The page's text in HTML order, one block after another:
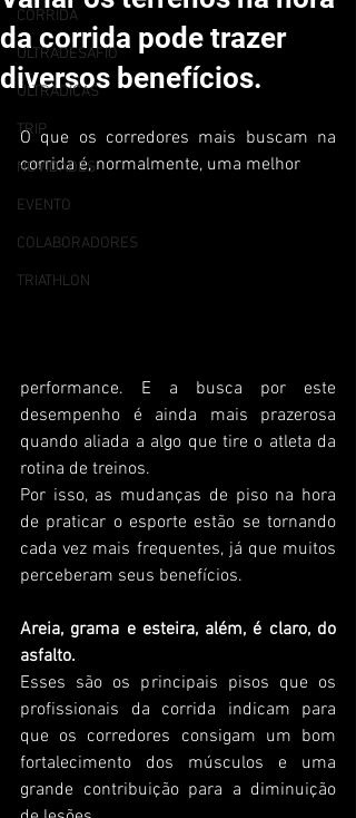
CORRIDA
ULTRADESAFIO
ULTRADICAS
TRIP
NOVIDADES
EVENTO
COLABORADORES
TRIATHLON
da corrida pode trazer
diversos benefícios.
O que os corredores mais buscam na
corrida é, normalmente, uma melhor
performance. E a busca por este
desempenho é ainda mais prazerosa
quando aliada a algo que tire o atleta da
rotina de treinos.
Por isso, as mudanças de piso na hora
de praticar o esporte estão se tornando
cada vez mais frequentes, já que muitos
perceberam seus benefícios.
Areia, grama e esteira, além, é claro, do
asfalto.
Esses são os principais pisos que os
profissionais da corrida indicam para
que os corredores consigam um bom
fortalecimento dos músculos e uma
grande contribuição para a diminuição